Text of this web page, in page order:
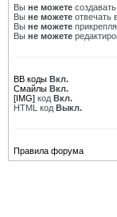
Вы не можете
Вы не можете отвечать
Вы не можете
Вы не можете
BB коды Вкл.
Смайлы Вкл.
[IMG] код Вкл.
HTML код Выкл.
Правила форума